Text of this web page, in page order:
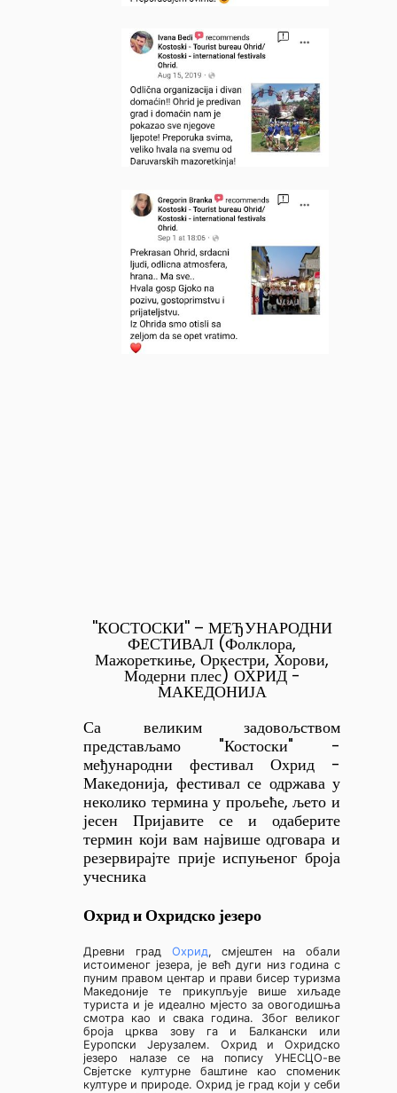
''КОСТОСКИ'' – МЕЂУНАРОДНИ
ФЕСТИВАЛ (Фолклора,
Мажореткиње, Оркестри, Хорови,
Модерни плес) ОХРИД -
МАКЕДОНИЈА
Са великим задовољством
представљамо "Костоски" -
међународни фестивал Охрид -
Македонија, фестивал се одржава у
неколико термина у прољеће, љето и
јесен Пријавите се и одаберите
термин који вам највише одговара и
резервирајте прије испуњеног броја
учесника
Охрид и Охридско језеро
Древни град Охрид, смјештен на обали
истоименог језера, је већ дуги низ година с
пуним правом центар и прави бисер туризма
Македоније те прикупљује више хиљаде
туриста и је идеално мјесто за овогодишња
смотра као и свака година. Због великог
броја црква зову га и Балкански или
Еуропски Јерузалем. Охрид и Охридско
језеро налазе се на попису УНЕСЦО-ве
Свјетске културне баштине као споменик
културе и природе. Охрид је град који у себи